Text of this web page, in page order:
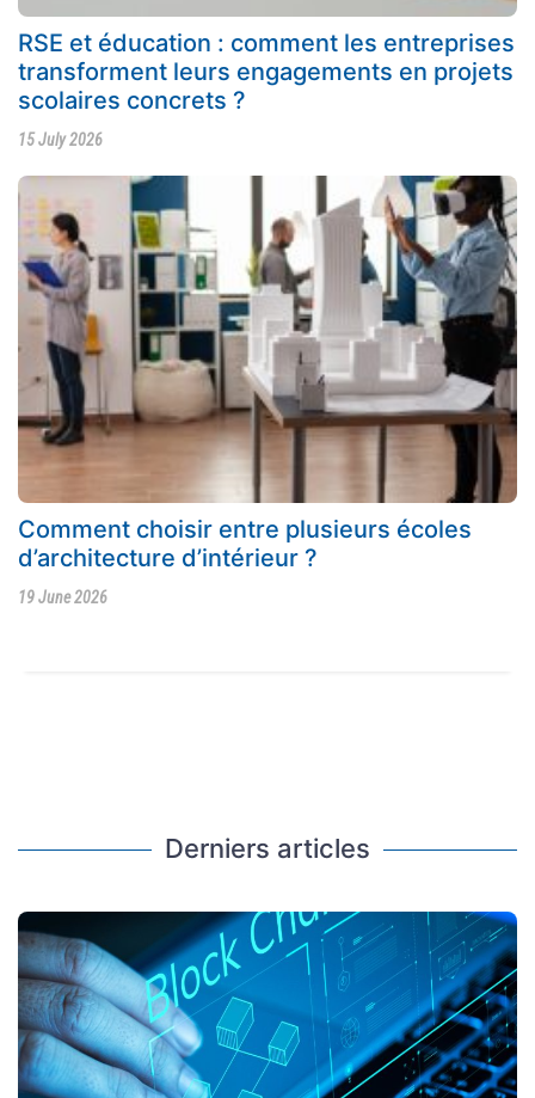
RSE et éducation : comment les entreprises
transforment leurs engagements en projets
scolaires concrets ?
15 July 2026
Comment choisir entre plusieurs écoles
d’architecture d’intérieur ?
19 June 2026
Derniers articles